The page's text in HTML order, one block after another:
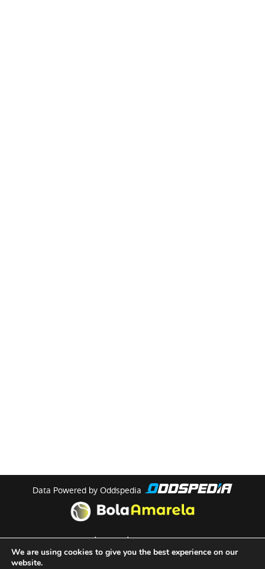
Data Powered by Oddspedia
theme bymeow
We are using cookies to give you the best experience on our
website.